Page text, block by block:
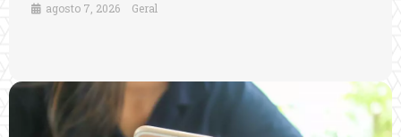
agosto 7, 2026 Geral